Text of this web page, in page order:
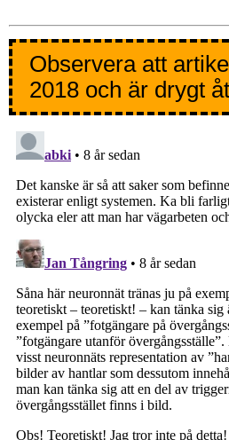
Observera att
2018 och är drygt